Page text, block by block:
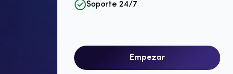
Soporte 24/7
Empezar